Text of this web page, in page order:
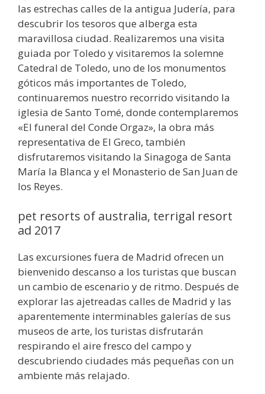
las estrechas calles de la antigua Judería, para
descubrir los tesoros que alberga esta
maravillosa ciudad. Realizaremos una visita
guiada por Toledo y visitaremos la solemne
Catedral de Toledo, uno de los monumentos
góticos más importantes de Toledo,
continuaremos nuestro recorrido visitando la
iglesia de Santo Tomé, donde contemplaremos
«El funeral del Conde Orgaz», la obra más
representativa de El Greco, también
disfrutaremos visitando la Sinagoga de Santa
María la Blanca y el Monasterio de San Juan de
los Reyes.
pet resorts of australia, terrigal resort
ad 2017
Las excursiones fuera de Madrid ofrecen un
bienvenido descanso a los turistas que buscan
un cambio de escenario y de ritmo. Después de
explorar las ajetreadas calles de Madrid y las
aparentemente interminables galerías de sus
museos de arte, los turistas disfrutarán
respirando el aire fresco del campo y
descubriendo ciudades más pequeñas con un
ambiente más relajado.